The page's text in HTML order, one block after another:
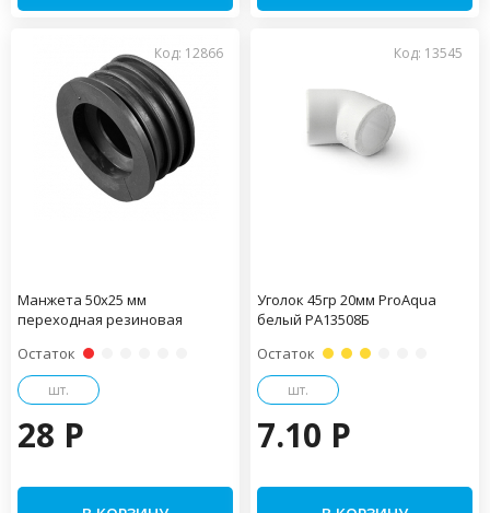
Код: 12866
Манжета 50х25 мм
переходная резиновая
Остаток
шт.
28 P
Код: 13545
Уголок 45гр 20мм ProAqua
белый PA13508Б
Остаток
шт.
7.10 P